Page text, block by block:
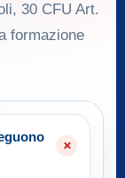
30 CFU Art.
formazione